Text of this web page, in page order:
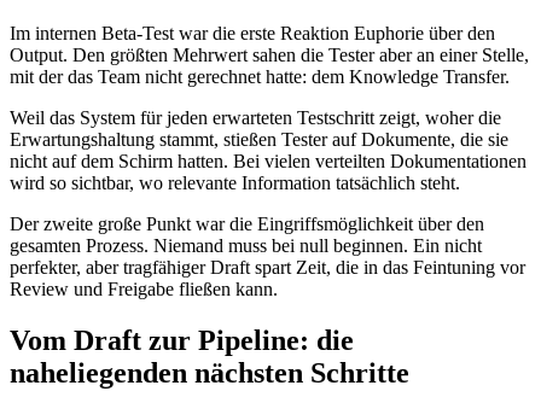
Im internen Beta-Test war die erste Reaktion Euphorie über den
Output. Den größten Mehrwert sahen die Tester aber an einer Stelle,
mit der das Team nicht gerechnet hatte: dem Knowledge Transfer.
Weil das System für jeden erwarteten Testschritt zeigt, woher die
Erwartungshaltung stammt, stießen Tester auf Dokumente, die sie
nicht auf dem Schirm hatten. Bei vielen verteilten Dokumentationen
wird so sichtbar, wo relevante Information tatsächlich steht.
Der zweite große Punkt war die Eingriffsmöglichkeit über den
gesamten Prozess. Niemand muss bei null beginnen. Ein nicht
perfekter, aber tragfähiger Draft spart Zeit, die in das Feintuning vor
Review und Freigabe fließen kann.
Vom Draft zur Pipeline: die
naheliegenden nächsten Schritte